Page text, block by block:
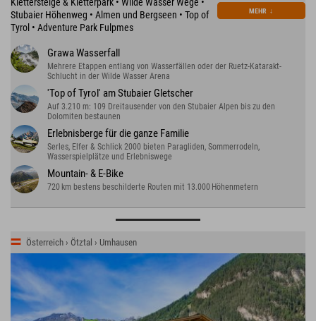
Stubaier Höhenweg • Almen und Bergseen • Top of
Tyrol • Adventure Park Fulpmes
MEHR ↓
Grawa Wasserfall
Mehrere Etappen entlang von Wasserfällen oder der Ruetz-Katarakt-
Schlucht in der Wilde Wasser Arena
'Top of Tyrol' am Stubaier Gletscher
Auf 3.210 m: 109 Dreitausender von den Stubaier Alpen bis zu den
Dolomiten bestaunen
Erlebnisberge für die ganze Familie
Serles, Elfer & Schlick 2000 bieten Paragliden, Sommerrodeln,
Wasserspielplätze und Erlebniswege
Mountain- & E-Bike
720 km bestens beschilderte Routen mit 13.000 Höhenmetern
Österreich › Ötztal › Umhausen